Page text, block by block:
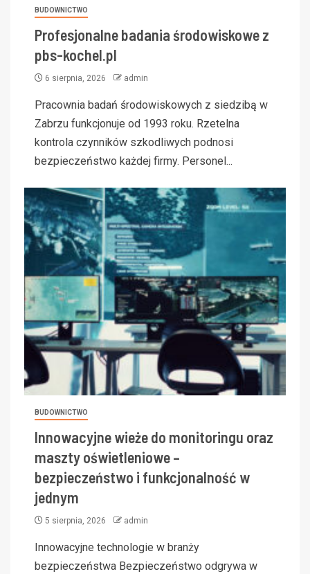
BUDOWNICTWO
Profesjonalne badania środowiskowe z
pbs-kochel.pl
6 sierpnia, 2026 admin
Pracownia badań środowiskowych z siedzibą w
Zabrzu funkcjonuje od 1993 roku. Rzetelna
kontrola czynników szkodliwych podnosi
bezpieczeństwo każdej firmy. Personel...
BUDOWNICTWO
Innowacyjne wieże do monitoringu oraz
maszty oświetleniowe –
bezpieczeństwo i funkcjonalność w
jednym
5 sierpnia, 2026 admin
Innowacyjne technologie w branży
bezpieczeństwa Bezpieczeństwo odgrywa w